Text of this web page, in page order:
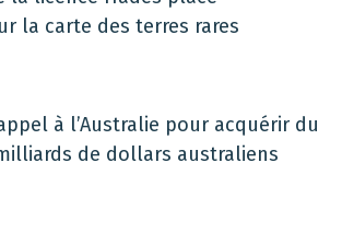
la carte des terres rares
à l’Australie pour acquérir du
de dollars australiens